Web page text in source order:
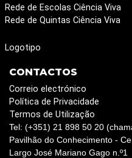
Rede de Escolas Ciência Viva
Rede de Quintas Ciência Viva
Logotipo
CONTACTOS
Correio electrónico
Política de Privacidade
Termos de Utilização
Tel: (+351) 21 898 50 20
Pavilhão do Conhecimento -
Largo José Mariano Gago n.º1